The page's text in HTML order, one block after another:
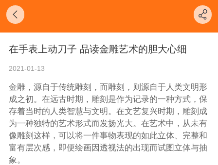
在手表上动刀子 品读金雕艺术的胆大心细
2021-01-13
金雕，源自于传统雕刻，而雕刻，则源自于人类文明形
成之初。在远古时期，雕刻是作为记录的一种方式，保
存着当时的人类智慧与文明。在文艺复兴时期，雕刻成
为一种独特的艺术形式而发扬光大。在艺术中，从未有
像雕刻这样，可以将一件事物表现的如此立体、完整和
富有层次感，即便绘画因透视法的出现而试图立体与抽
象。